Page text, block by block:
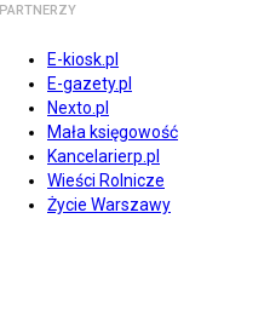
PARTNERZY
E-kiosk.pl
E-gazety.pl
Nexto.pl
Mała księgowość
Kancelarierp.pl
Wieści Rolnicze
Życie Warszawy